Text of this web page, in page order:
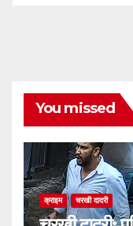
You missed
क्राइम चरखी दादरी